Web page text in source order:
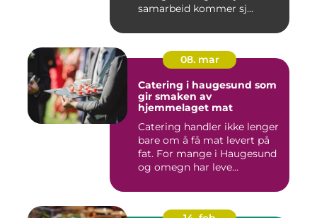
samarbeid kommer sj...
08. mar
Catering i haugesund som
gir smaken av
hjemmelaget mat
Catering handler ikke lenger
bare om å få mat levert på
fat. For mange i Haugesund
og omegn har leve...